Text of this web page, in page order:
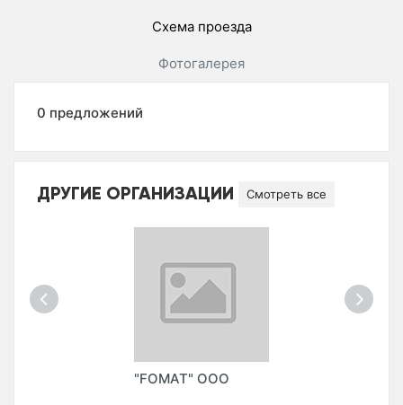
Схема проезда
Фотогалерея
0 предложений
ДРУГИЕ ОРГАНИЗАЦИИ Смотреть все
"FOMAT" ООО